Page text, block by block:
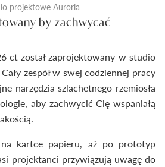
projektowe Auroria
by zachwycać
ct został zaprojektowany w studio
zespół w swej codziennej pracy
narzędzia szlachetnego rzemiosła
aby zachwycić Cię wspaniałą
kartce papieru, aż po prototyp
projektanci przywiązują uwagę do